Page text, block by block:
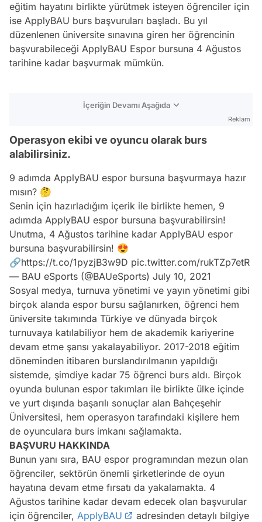
eğitim hayatını birlikte yürütmek isteyen öğrenciler için
ise ApplyBAU burs başvuruları başladı. Bu yıl
düzenlenen üniversite sınavına giren her öğrencinin
başvurabileceği ApplyBAU Espor bursuna 4 Ağustos
tarihine kadar başvurmak mümkün.
İçeriğin Devamı Aşağıda
Reklam
Operasyon ekibi ve oyuncu olarak burs
alabilirsiniz.
9 adımda ApplyBAU espor bursuna başvurmaya hazır
mısın? 🤔
Senin için hazırladığım içerik ile birlikte hemen, 9
adımda ApplyBAU espor bursuna başvurabilirsin!
Unutma, 4 Ağustos tarihine kadar ApplyBAU espor
bursuna başvurabilirsin! 😍
🔗https://t.co/1pyzjB3w9D pic.twitter.com/rukTZp7etR
— BAU eSports (@BAUeSports) July 10, 2021
Sosyal medya, turnuva yönetimi ve yayın yönetimi gibi
birçok alanda espor bursu sağlanırken, öğrenci hem
üniversite takımında Türkiye ve dünyada birçok
turnuvaya katılabiliyor hem de akademik kariyerine
devam etme şansı yakalayabiliyor. 2017-2018 eğitim
döneminden itibaren burslandırılmanın yapıldığı
sistemde, şimdiye kadar 75 öğrenci burs aldı. Birçok
oyunda bulunan espor takımları ile birlikte ülke içinde
ve yurt dışında başarılı sonuçlar alan Bahçeşehir
Üniversitesi, hem operasyon tarafındaki kişilere hem
de oyunculara burs imkanı sağlamakta.
BAŞVURU HAKKINDA
Bunun yanı sıra, BAU espor programından mezun olan
öğrenciler, sektörün önemli şirketlerinde de oyun
hayatına devam etme fırsatı da yakalamakta. 4
Ağustos tarihine kadar devam edecek olan başvurular
için öğrenciler, ApplyBAU
adresinden detaylı bilgiye
Video